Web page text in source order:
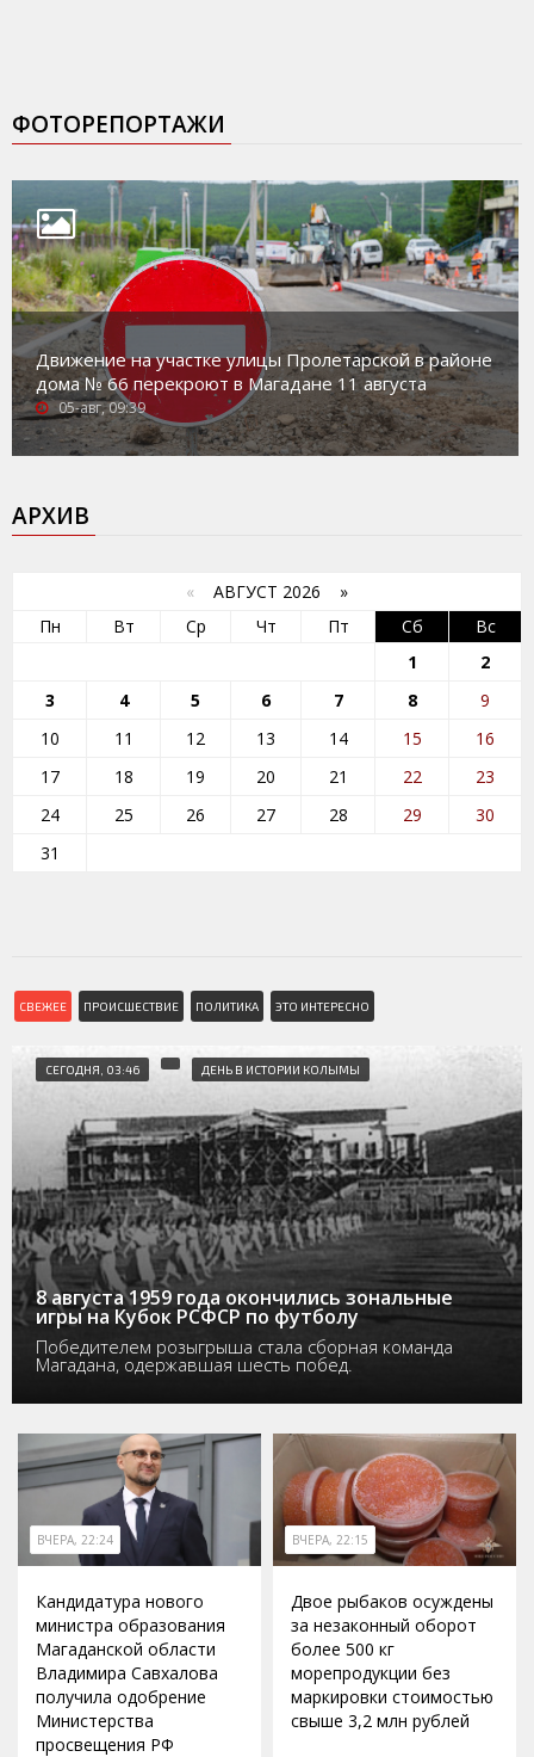
ФОТОРЕПОРТАЖИ
Движение на участке улицы Пролетарской в районе
дома № 66 перекроют в Магадане 11 августа
05-авг, 09:39
АРХИВ
« АВГУСТ 2026 »
Пн
Вт Ср Чт Пт Сб
Вс
1
2
3
4 5 6 7 8
9
10
11 12 13 14 15
16
17
18 19 20 21 22
23
24
25 26 27 28 29
30
31
СВЕЖЕЕ ПРОИСШЕСТВИЕ ПОЛИТИКА ЭТО ИНТЕРЕСНО
СЕГОДНЯ, 03:46 ДЕНЬ В ИСТОРИИ КОЛЫМЫ
8 августа 1959 года окончились зональные
игры на Кубок РСФСР по футболу
Победителем розыгрыша стала сборная команда
Магадана, одержавшая шесть побед.
ВЧЕРА, 22:24
Кандидатура нового
министра образования
Магаданской области
Владимира Савхалова
получила одобрение
Министерства
просвещения РФ
ВЧЕРА, 22:15
Двое рыбаков осуждены
за незаконный оборот
более 500 кг
морепродукции без
маркировки стоимостью
свыше 3,2 млн рублей